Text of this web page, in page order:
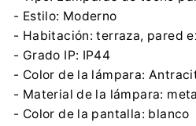
- Estilo: Moderno
- Habitación: terraza, pared
- Grado IP: IP44
- Color de la lámpara:
- Material de la lámpara:
- Color de la pantalla: blanco